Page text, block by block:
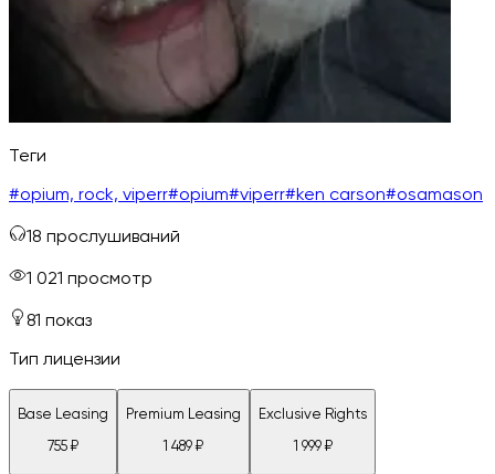
Теги
#opium, rock, viperr#opium#viperr#ken carson#osamason
18 прослушиваний
1 021 просмотр
81 показ
Тип лицензии
Base Leasing
755₽
Premium Leasing
1 489₽
Exclusive Rights
1 999₽